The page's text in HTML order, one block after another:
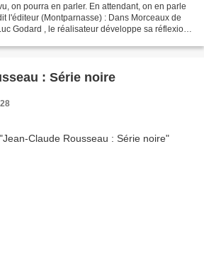
on pourra en parler. En attendant, on en parle
l'éditeur (Montparnasse) : Dans Morceaux de
Godard , le réalisateur développe sa réflexion
: Série noire